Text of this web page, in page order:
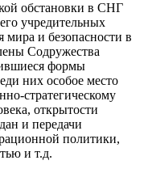
обстановки в СНГ
учредительных
мира и безопасности в
Содружества
формы
них особое место
стратегическому
открытости
и передачи
политики,
и т.д.